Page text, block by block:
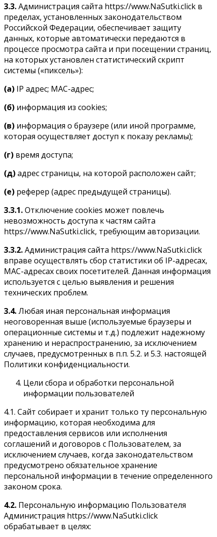
3.3.Администрация сайта https://www.NaSutki.click в
пределах, установленных законодательством
Российской Федерации, обеспечивает защиту
данных, которые автоматически передаются в
процессе просмотра сайта и при посещении страниц,
на которых установлен статистический скрипт
системы («пиксель»):
(a) IP адрес; МАС-адрес;
(б) информация из cookies;
(в) информация о браузере (или иной программе,
которая осуществляет доступ к показу рекламы);
(г) время доступа;
(д)адрес страницы, на которой расположен сайт;
(е) реферер (адрес предыдущей страницы).
3.3.1.Отключение cookies может повлечь
невозможность доступа к частям сайта
https://www.NaSutki.click, требующим авторизации.
3.3.2.Администрация сайта https://www.NaSutki.click
вправе осуществлять сбор статистики об IP-адресах,
МАС-адресах своих посетителей. Данная информация
используется с целью выявления и решения
технических проблем.
3.4.Любая иная персональная информация
неоговоренная выше (используемые браузеры и
операционные системы и т.д.) подлежит надежному
хранению и нераспространению, за исключением
случаев, предусмотренных в п.п. 5.2. и 5.3. настоящей
Политики конфиденциальности.
Цели сбора и обработки персональной
информации пользователей
4.1. Сайт собирает и хранит только ту персональную
информацию, которая необходима для
предоставления сервисов или исполнения
соглашений и договоров с Пользователем, за
исключением случаев, когда законодательством
предусмотрено обязательное хранение
персональной информации в течение определенного
законом срока.
4.2. Персональную информацию Пользователя
Администрация https://www.NaSutki.click
обрабатывает в целях: